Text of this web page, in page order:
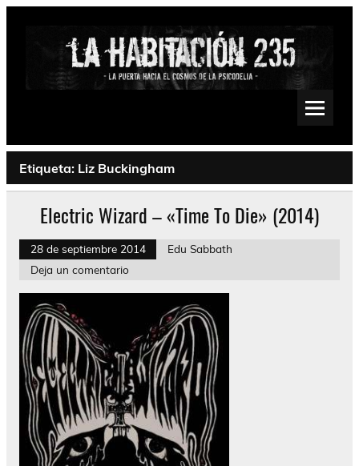
Saltar
Psychedelic, Stoner, Doom, Sludge, Fuzz, Space, Drone
Etiqueta: Liz Buckingham
Electric Wizard – «Time To Die» (2014)
28 de septiembre 2014
Edu Sabbath
Deja un comentario